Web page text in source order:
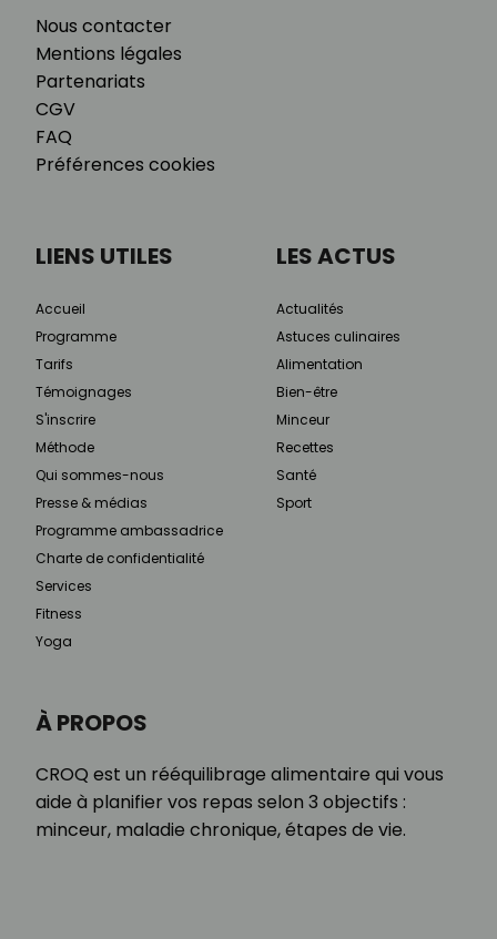
Nous contacter
Mentions légales
Partenariats
CGV
FAQ
Préférences cookies
À PROPOS
CROQ est un rééquilibrage alimentaire qui vous
aide à planifier vos repas selon 3 objectifs :
minceur, maladie chronique, étapes de vie.
LIENS UTILES
Accueil
Programme
Tarifs
Témoignages
S'inscrire
Méthode
Qui sommes-nous
Presse & médias
Programme ambassadrice
Charte de confidentialité
Services
Fitness
Yoga
LES ACTUS
Actualités
Astuces culinaires
Alimentation
Bien-être
Minceur
Recettes
Santé
Sport